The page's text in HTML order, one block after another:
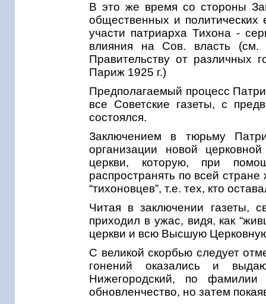
В это же время со стороны
общественных и политических
участи патриарха Тихона -
влияния на Сов. власть
Правительству от различных
Париж 1925 г.)
Предполагаемый процесс
все Советские газеты, с
состоялся.
Заключением в тюрьму
организации новой
церкви, которую, при
распространять по всей
“тихоновцев”, т.е. тех, кто
Читая в заключении газеты,
приходил в ужас, видя, как
церкви и всю Высшую
С великой скорбью следует
гонений оказались и
Нижегородский, по фамилии
обновленчество, но затем